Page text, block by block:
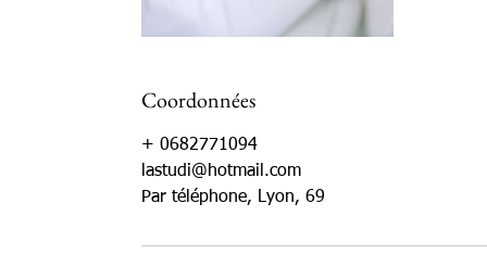
Coordonnées
+ 0682771094
lastudi@hotmail.com
Par téléphone, Lyon, 69